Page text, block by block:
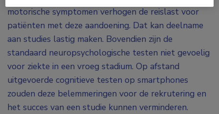
motorische symptomen verhogen de reislast voor
patiënten met deze aandoening. Dat kan deelname
aan studies lastig maken. Bovendien zijn de
standaard neuropsychologische testen niet gevoelig
voor ziekte in een vroeg stadium. Op afstand
uitgevoerde cognitieve testen op smartphones
zouden deze belemmeringen voor de rekrutering en
het succes van een studie kunnen verminderen.